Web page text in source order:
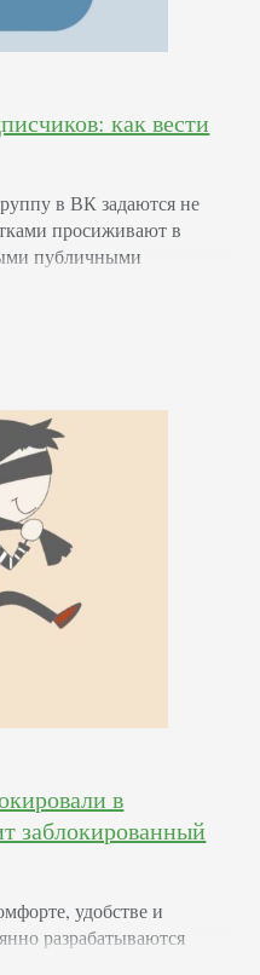
как вести
в ВК задаются не
просиживают в
публичными
порталов и просто
развития всем
паблика. В статье
в
заблокированный
удобстве и
разрабатываются